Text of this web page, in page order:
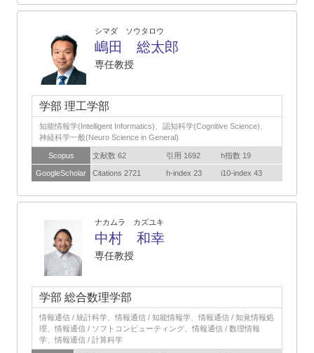
シマダ ソウタロウ
嶋田 総太郎
専任教授
学部 理工学部
知能情報学(Intelligent Informatics)、認知科学(Cognitive Science)、
神経科学一般(Neuro Science in General)
Scopus 文献数 62 引用 1692 h指数 19
GoogleScholar Citations 2721 h-index 23 i10-index 43
ナカムラ カズユキ
中村 和幸
専任教授
学部 総合数理学部
情報通信 / 統計科学、情報通信 / 知能情報学、情報通信 / 知覚情報処
理、情報通信 / ソフトコンピューティング、情報通信 / 数理情報
学、情報通信 / 計算科学